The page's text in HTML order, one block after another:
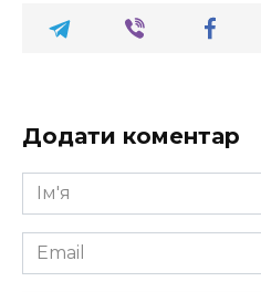
Додати коментар
Ім'я
*
Email
*